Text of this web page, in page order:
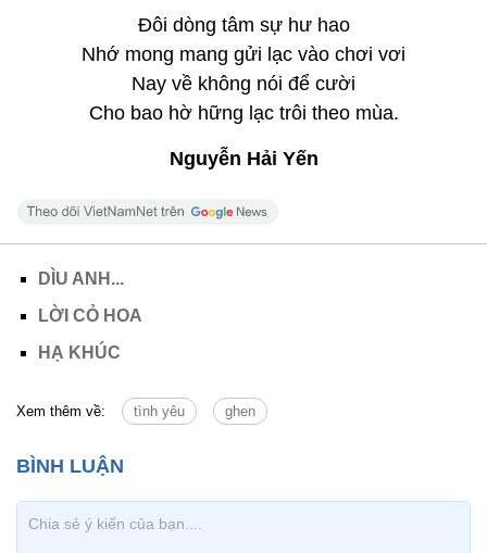
Đôi dòng tâm sự hư hao
Nhớ mong mang gửi lạc vào chơi vơi
Nay về không nói để cười
Cho bao hờ hững lạc trôi theo mùa.
Nguyễn Hải Yến
DÌU ANH...
LỜI CỎ HOA
HẠ KHÚC
Xem thêm về: tình yêu ghen